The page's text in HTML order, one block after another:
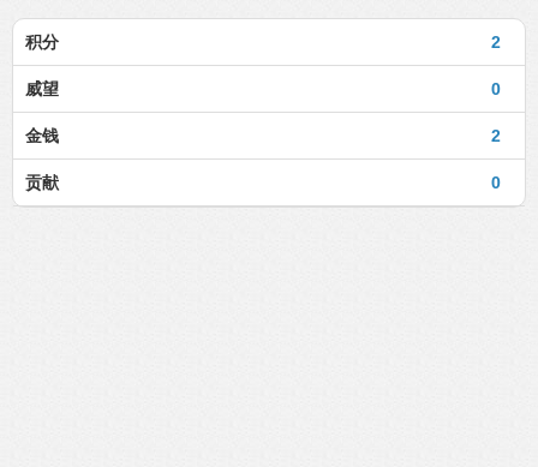
2
积分
0
威望
2
金钱
0
贡献